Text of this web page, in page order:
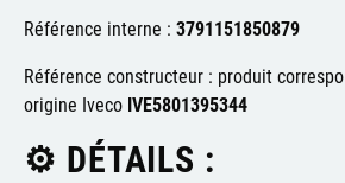
Référence interne : 3791151850879
Référence constructeur : produit
origine Iveco IVE5801395344
⚙️ DÉTAILS :